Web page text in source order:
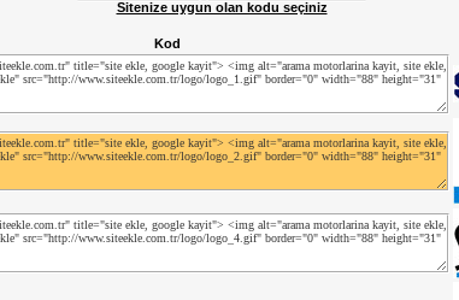
Sitenize uygun olan kodu seçiniz
Kod